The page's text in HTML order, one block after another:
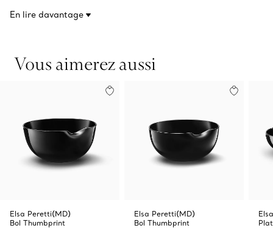
leur utilité organiques.
par la Fondation Nando et Elsa Peretti(MD)
En lire davantage
Vous aimerez aussi
Elsa Peretti(MD)
Bol Thumbprint
Elsa Peretti(MD)
Bol Thumbprint